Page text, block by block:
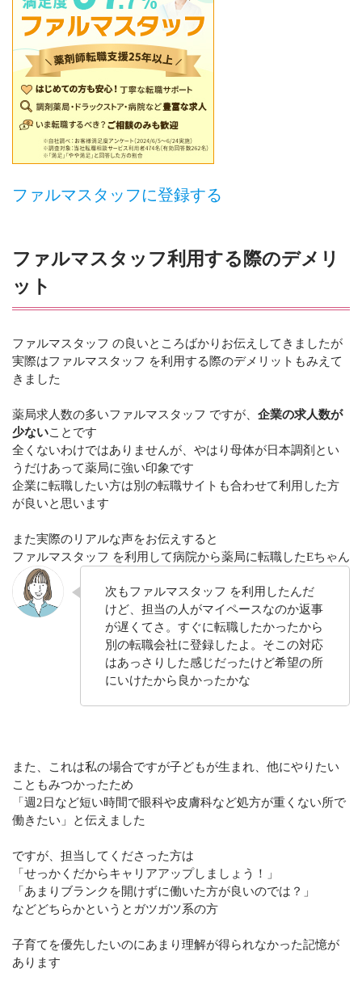
ファルマスタッフに登録する
ファルマスタッフ利用する際のデメリ
ット
ファルマスタッフ の良いところばかりお伝えしてきましたが
実際はファルマスタッフ を利用する際のデメリットもみえて
きました
薬局求人数の多いファルマスタッフ ですが、 企業の求人数が
少ないことです
全くないわけではありませんが、やはり母体が日本調剤とい
うだけあって薬局に強い印象です
企業に転職したい方は別の転職サイトも合わせて利用した方
が良いと思います
また実際のリアルな声をお伝えすると
ファルマスタッフ を利用して病院から薬局に転職したEちゃん
次もファルマスタッフ を利用したんだ
けど、担当の人がマイペースなのか返事
が遅くてさ。すぐに転職したかったから
別の転職会社に登録したよ。そこの対応
はあっさりした感じだったけど希望の所
にいけたから良かったかな
また、これは私の場合ですが子どもが生まれ、他にやりたい
こともみつかったため
「週2日など短い時間で眼科や皮膚科など処方が重くない所で
働きたい」と伝えました
ですが、担当してくださった方は
「せっかくだからキャリアアップしましょう！」
「あまりブランクを開けずに働いた方が良いのでは？」
などどちらかというとガツガツ系の方
子育てを優先したいのにあまり理解が得られなかった記憶が
あります